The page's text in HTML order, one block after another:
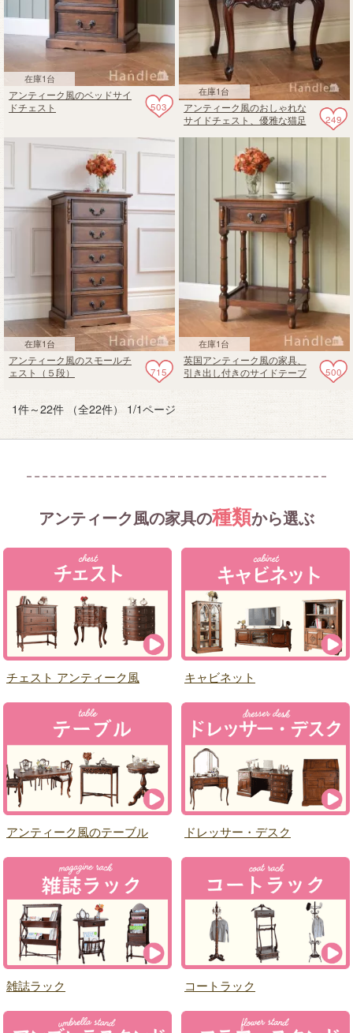
在庫1台
503
アンティーク風のベッドサイ
ドチェスト
在庫1台
249
アンティーク風のおしゃれな
サイドチェスト、優雅な猫足
在庫1台
715
アンティーク風のスモールチ
ェスト（５段）
在庫1台
500
英国アンティーク風の家具、
引き出し付きのサイドテーブ
1件～22件 （全22件） 1/1ページ
アンティーク風の家具の種類から選ぶ
チェスト アンティーク風 キャビネット
アンティーク風のテーブル ドレッサー・デスク
雑誌ラック コートラック